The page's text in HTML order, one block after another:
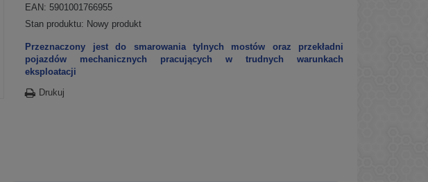
EAN: 5901001766955
Stan produktu: Nowy produkt
Przeznaczony jest do smarowania tylnych mostów oraz przekładni
pojazdów mechanicznych pracujących w trudnych warunkach
eksploatacji
Drukuj